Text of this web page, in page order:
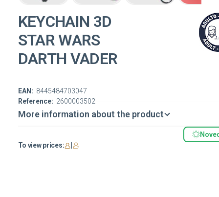
KEYCHAIN 3D
STAR WARS
DARTH VADER
Reference: 2600003502
EAN: 8445484703047
More information about the product
To view prices:
|